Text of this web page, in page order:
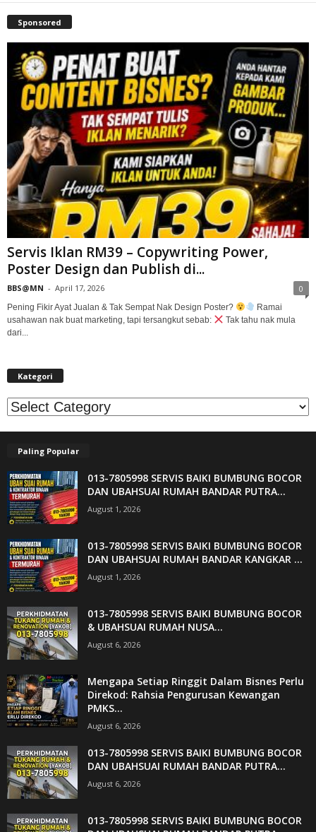
Sponsored
Servis Iklan RM39 – Copywriting Power,
Poster Design dan Publish di...
BBS@MN - April 17, 2026 0
Pening Fikir Ayat Jualan & Tak Sempat Nak Design Poster?
Ramai
usahawan nak buat marketing, tapi tersangkut sebab:
Tak tahu nak mula
dari...
Kategori
Kategori
Paling Popular
013-7805998 SERVIS BAIKI BUMBUNG BOCOR
DAN UBAHSUAI RUMAH BANDAR PUTRA...
August 1, 2026
013-7805998 SERVIS BAIKI BUMBUNG BOCOR
DAN UBAHSUAI RUMAH BANDAR KANGKAR ...
August 1, 2026
013-7805998 SERVIS BAIKI BUMBUNG BOCOR
& UBAHSUAI RUMAH NUSA...
August 6, 2026
Mengapa Setiap Ringgit Dalam Bisnes Perlu
Direkod: Rahsia Pengurusan Kewangan
PMKS...
August 6, 2026
013-7805998 SERVIS BAIKI BUMBUNG BOCOR
DAN UBAHSUAI RUMAH BANDAR PUTRA...
August 6, 2026
013-7805998 SERVIS BAIKI BUMBUNG BOCOR